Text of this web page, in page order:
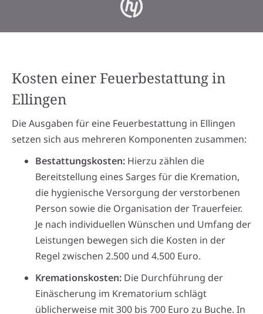
Kosten einer Feuerbestattung in
Ellingen
Die Ausgaben für eine Feuerbestattung in Ellingen
setzen sich aus mehreren Komponenten zusammen:
Bestattungskosten: Hierzu zählen die
Bereitstellung eines Sarges für die Kremation,
die hygienische Versorgung der verstorbenen
Person sowie die Organisation der Trauerfeier.
Je nach individuellen Wünschen und Umfang der
Leistungen bewegen sich die Kosten in der
Regel zwischen 2.500 und 4.500 Euro.
Kremationskosten: Die Durchführung der
Einäscherung im Krematorium schlägt
üblicherweise mit 300 bis 700 Euro zu Buche. In